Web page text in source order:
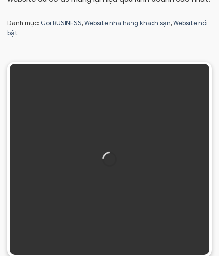
Danh mục: Gói BUSINESS,Website nhà hàng khách sạn,Website nổi
bật